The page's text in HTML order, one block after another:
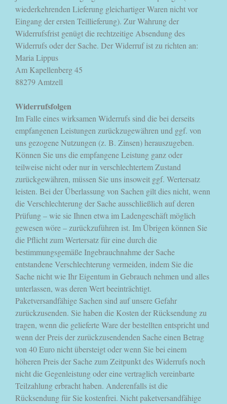
wiederkehrenden Lieferung gleichartiger Waren nicht vor
Eingang der ersten Teillieferung). Zur Wahrung der
Widerrufsfrist genügt die rechtzeitige Absendung des
Widerrufs oder der Sache. Der Widerruf ist zu richten an:
Maria Lippus
Am Kapellenberg 45
88279 Amtzell
Widerrufsfolgen
Im Falle eines wirksamen Widerrufs sind die bei derseits
empfangenen Leistungen zurückzugewähren und ggf. von
uns gezogene Nutzungen (z. B. Zinsen) herauszugeben.
Können Sie uns die empfangene Leistung ganz oder
teilweise nicht oder nur in verschlechtertem Zustand
zurückgewähren, müssen Sie uns insoweit ggf. Wertersatz
leisten. Bei der Überlassung von Sachen gilt dies nicht, wenn
die Verschlechterung der Sache ausschließlich auf deren
Prüfung – wie sie Ihnen etwa im Ladengeschäft möglich
gewesen wöre – zurückzuführen ist. Im Übrigen können Sie
die Pflicht zum Wertersatz für eine durch die
bestimmungsgemäße Ingebrauchnahme der Sache
entstandene Verschlechterung vermeiden, indem Sie die
Sache nicht wie Ihr Eigentum in Gebrauch nehmen und alles
unterlassen, was deren Wert beeinträchtigt.
Paketversandfähige Sachen sind auf unsere Gefahr
zurückzusenden. Sie haben die Kosten der Rücksendung zu
tragen, wenn die gelieferte Ware der bestellten entspricht und
wenn der Preis der zurückzusendenden Sache einen Betrag
von 40 Euro nicht übersteigt oder wenn Sie bei einem
höheren Preis der Sache zum Zeitpunkt des Widerrufs noch
nicht die Gegenleistung oder eine vertraglich vereinbarte
Teilzahlung erbracht haben. Anderenfalls ist die
Rücksendung für Sie kostenfrei. Nicht paketversandfähige